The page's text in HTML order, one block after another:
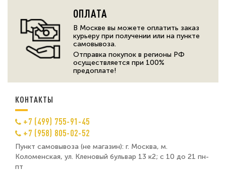
ОПЛАТА
В Москве вы можете оплатить заказ
курьеру при получении или на пункте
самовывоза.
Отправка покупок в регионы РФ
осуществляется при 100%
предоплате!
КОНТАКТЫ
+7 (499) 755-91-45
+7 (958) 805-02-52
Пункт самовывоза (не магазин): г. Москва, м.
Коломенская, ул. Кленовый бульвар 13 к2; с 10 до 21 пн-
пт